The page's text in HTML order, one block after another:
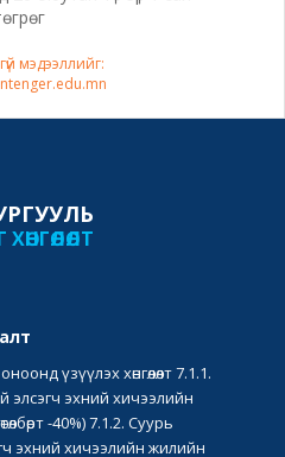
мэдээллийг:
үзүүлэх хөнгөлөлт 7.1.1.
элсэгч эхний хичээлийн
-40%) 7.1.2. Суурь
эхний хичээлийн жилийн